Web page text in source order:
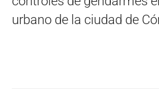
urbano de la ciudad de